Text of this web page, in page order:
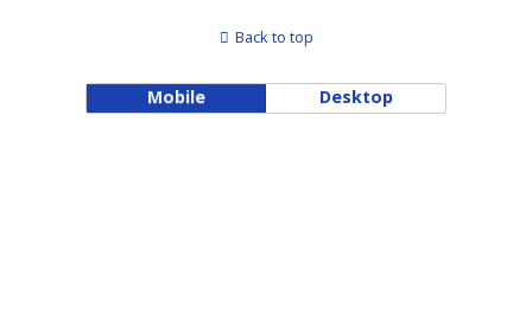
Back to top
Mobile Desktop